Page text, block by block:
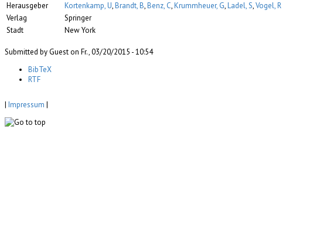
Herausgeber
Kortenkamp, U,Brandt, B,Benz, C,Krummheuer, G,Ladel, S,Vogel, R
Verlag
Springer
Stadt
New York
Submitted by Guest on Fr., 03/20/2015 - 10:54
BibTeX
RTF
| Impressum |